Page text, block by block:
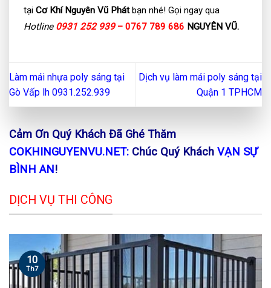
tại Cơ Khí Nguyên Vũ Phátbạn nhé! Gọi ngay qua
Hotline 0931 252 939– 0767 789 686 NGUYÊN VŨ.
Làm mái nhựa poly sáng tại
Gò Vấp lh 0931.252.939
Dịch vụ làm mái poly sáng tại
Quận 1 TPHCM
Cảm Ơn Quý Khách Đã Ghé Thăm
COKHINGUYENVU.NET: Chúc Quý Khách VẠN SỰ
BÌNH AN!
DỊCH VỤ THI CÔNG
10
Th7